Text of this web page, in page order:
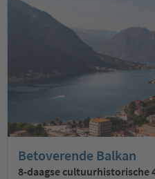
Betoverende Balkan
8-daagse cultuurhistorische